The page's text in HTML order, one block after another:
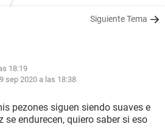
Siguiente Tema
18:19
9 sep 2020 a las 18:38
pezones siguen siendo suaves e
se endurecen, quiero saber si eso